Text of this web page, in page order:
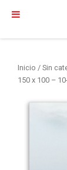
Inicio / Sin
150 x 100 –